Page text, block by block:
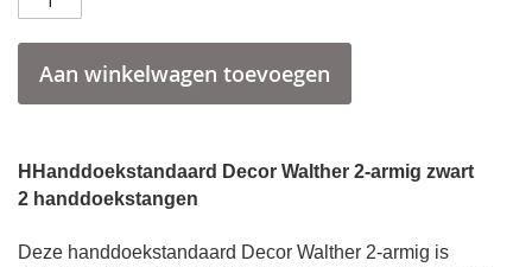
Aan winkelwagen toevoegen
HHanddoekstandaard Decor Walther 2-armig zwart
2 handdoekstangen
Deze handdoekstandaard Decor Walther 2-armig is